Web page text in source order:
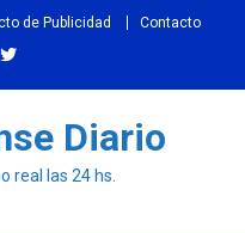
de Publicidad Contacto
Diario
real las 24 hs.